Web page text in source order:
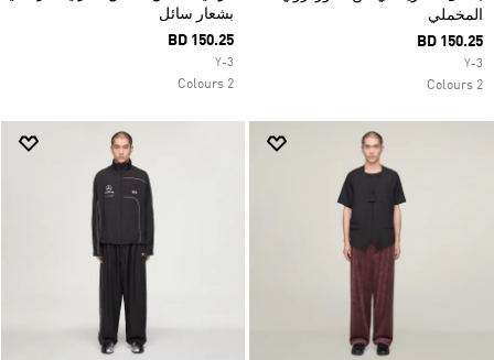
المخملي
BD 150.25
Y-3
2 Colours
بشعار سائل
BD 150.25
Y-3
2 Colours